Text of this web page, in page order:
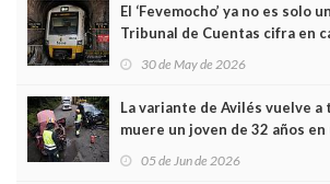
El ‘Fevemocho’ ya no es solo
Tribunal de Cuentas cifra en
sobrecoste de los trenes que
30 de May de 2026
La variante de Avilés vuelve
muere un joven de 32 años
frontal
05 de Jun de 2026